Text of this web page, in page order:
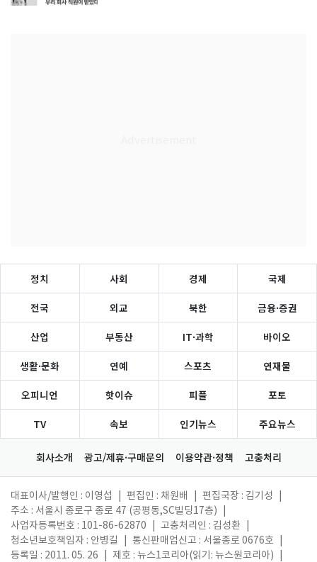
정치 사회 경제 국제
전국 외교 북한 금융·증권
산업 부동산 IT·과학 바이오
생활·문화 연예 스포츠 연재물
오피니언 핫이슈 피플 포토
TV 속보 인기뉴스 주요뉴스
회사소개 광고/제휴·구매문의 이용약관·정책 고충처리
대표이사/발행인 : 이영섭 편집인 : 채원배 편집국장 : 김기성
주소 : 서울시 종로구 종로 47 (공평동,SC빌딩17층)
사업자등록번호 : 101-86-62870
고충처리인 : 김성환
청소년보호책임자 : 안병길
통신판매업신고 : 서울종로 0676호
등록일 : 2011. 05. 26
제호 : 뉴스1코리아(읽기: 뉴스원코리아)